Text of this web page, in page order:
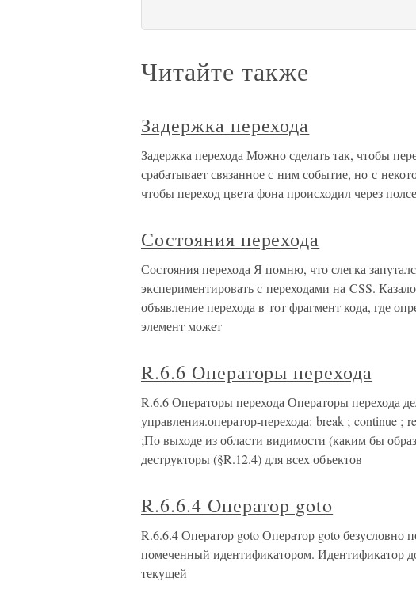
Читайте также
Задержка перехода
Задержка перехода Можно сделать так, чтобы
срабатывает связанное с ним событие, но с
чтобы переход цвета фона происходил через
Состояния перехода
Состояния перехода Я помню, что слегка
экспериментировать с переходами на CSS.
объявление перехода в тот фрагмент кода, где
элемент может
R.6.6 Операторы перехода
R.6.6 Операторы перехода Операторы перехода
управления.оператор-перехода: break ; continue
;По выходе из области видимости (каким бы
деструкторы (§R.12.4) для всех объектов
R.6.6.4 Оператор goto
R.6.6.4 Оператор goto Оператор goto безусловно
помеченный идентификатором. Идентификатор
текущей